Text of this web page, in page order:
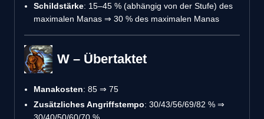
Schildstärke: 15–45 % (abhängig von der Stufe) des
maximalen Manas ⇒ 30 % des maximalen Manas
W – Übertaktet
Manakosten: 85 ⇒ 75
Zusätzliches Angriffstempo: 30/43/56/69/82 % ⇒